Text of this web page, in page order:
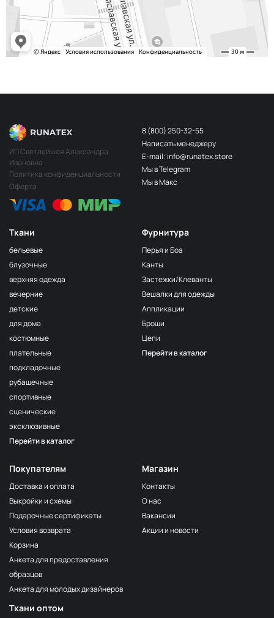
Ткани
бельевые
блузочные
верхняя одежда
вечерние
детские
для дома
костюмные
плательные
подкладочные
рубашечные
спортивные
сценические
эксклюзивные
Перейти в каталог
Фурнитура
Перья и Боа
Канты
Застежки/Клеванты
Вешалки для одежды
Аппликации
Броши
Цепи
Перейти в каталог
Покупателям
Доставка и оплата
Выкройки и схемы
Подарочные сертификаты
Условия возврата
Корзина
Анкета для предоставления
образцов
Анкета для молодых дизайнеров
Ткани оптом
Магазин
Контакты
О нас
Вакансии
Акции и новости
ИП Светлейшая Александра
Ивановна
Политика конфиденциальности
Оферта
8 (800) 250-32-55
Написать менеджеру
E-mail: info@runatex.store
Мы в Telegram
Мы в Макс